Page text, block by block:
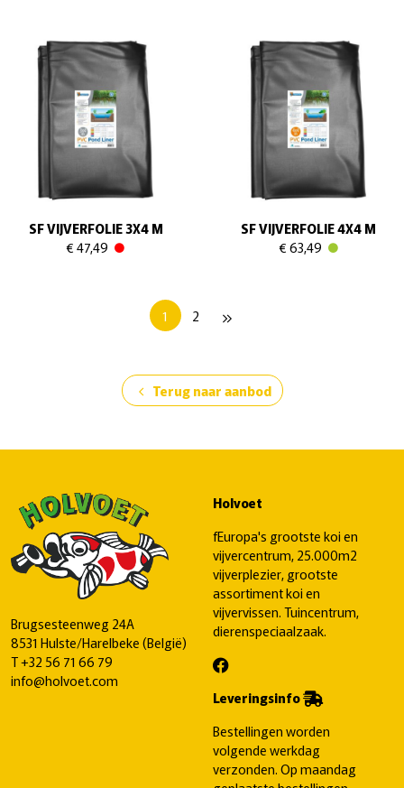
SF VIJVERFOLIE 3X4 M
€ 47,49
SF VIJVERFOLIE 4X4 M
€ 63,49
1 2 keyboard_double_arrow_right
chevron_left Terug naar aanbod
Brugsesteenweg 24A
8531 Hulste/Harelbeke (België)
T+32 56 71 66 79
info@holvoet.com
Holvoet
fEuropa's grootste koi en
vijvercentrum, 25.000m2
vijverplezier, grootste
assortiment koi en
vijvervissen. Tuincentrum,
dierenspeciaalzaak.
Leveringsinfo
Bestellingen worden
volgende werkdag
verzonden. Op maandag